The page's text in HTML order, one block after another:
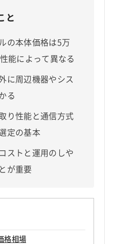
と
の本体価格は5万
能によって異なる
に周辺機器やシス
る
り性能と通信方式
定の基本
ストと運用のしや
が重要
格相場